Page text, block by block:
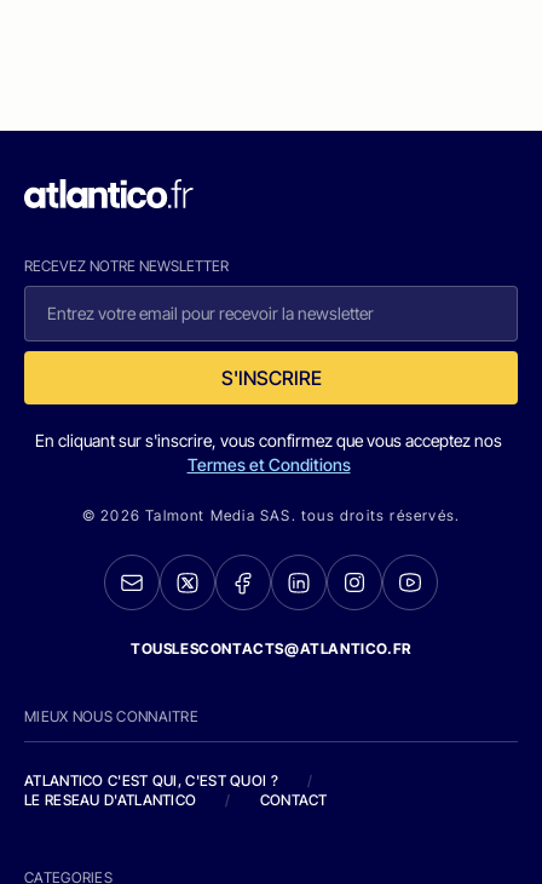
RECEVEZ NOTRE NEWSLETTER
S'INSCRIRE
En cliquant sur s'inscrire, vous confirmez que vous acceptez nos
Termes et Conditions
© 2026 Talmont Media SAS. tous droits réservés.
TOUSLESCONTACTS@ATLANTICO.FR
MIEUX NOUS CONNAITRE
ATLANTICO C'EST QUI, C'EST QUOI ?
/
LE RESEAU D'ATLANTICO
/ CONTACT
CATEGORIES